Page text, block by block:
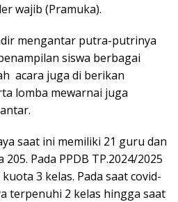
wajib (Pramuka).
mengantar putra-putrinya
siswa berbagai
acara juga di berikan
lomba mewarnai juga
saat ini memiliki 21 guru dan
Pada PPDB TP.2024/2025
3 kelas. Pada saat covid-
terpenuhi 2 kelas hingga saat